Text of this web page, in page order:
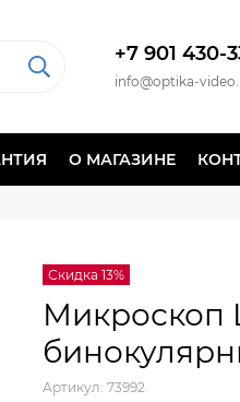
+7 901 430-
info@optika-
О МАГАЗИНЕ
Скидка 13%
Микроскоп
Артикул: 73992